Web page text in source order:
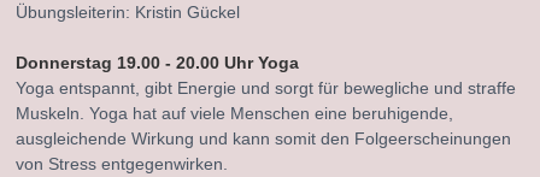
Übungsleiterin: Kristin Gückel
Donnerstag 19.00 - 20.00 Uhr Yoga
Yoga entspannt, gibt Energie und sorgt für bewegliche und straffe
Muskeln. Yoga hat auf viele Menschen eine beruhigende,
ausgleichende Wirkung und kann somit den Folgeerscheinungen
von Stress entgegenwirken.